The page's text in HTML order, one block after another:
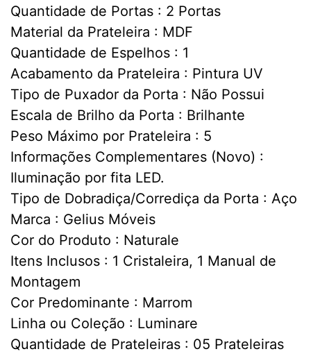
Quantidade de Portas : 2 Portas
Material da Prateleira : MDF
Quantidade de Espelhos : 1
Acabamento da Prateleira : Pintura UV
Tipo de Puxador da Porta : Não Possui
Escala de Brilho da Porta : Brilhante
Peso Máximo por Prateleira : 5
Informações Complementares (Novo) :
Iluminação por fita LED.
Tipo de Dobradiça/Corrediça da Porta : Aço
Marca : Gelius Móveis
Cor do Produto : Naturale
Itens Inclusos : 1 Cristaleira, 1 Manual de
Montagem
Cor Predominante : Marrom
Linha ou Coleção : Luminare
Quantidade de Prateleiras : 05 Prateleiras